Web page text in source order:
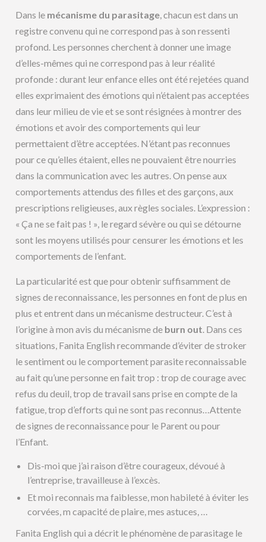
Dans le mécanisme du parasitage, chacun est dans un
registre convenu qui ne correspond pas à son ressenti
profond. Les personnes cherchent à donner une image
d’elles-mêmes qui ne correspond pas à leur réalité
profonde : durant leur enfance elles ont été rejetées quand
elles exprimaient des émotions qui n’étaient pas acceptées
dans leur milieu de vie et se sont résignées à montrer des
émotions et avoir des comportements qui leur
permettaient d’être acceptées. N’étant pas reconnues
pour ce qu’elles étaient, elles ne pouvaient être nourries
dans la communication avec les autres. On pense aux
comportements attendus des filles et des garçons, aux
prescriptions religieuses, aux règles sociales. L’expression :
« Ça ne se fait pas ! », le regard sévère ou qui se détourne
sont les moyens utilisés pour censurer les émotions et les
comportements de l’enfant.
La particularité est que pour obtenir suffisamment de
signes de reconnaissance, les personnes en font de plus en
plus et entrent dans un mécanisme destructeur. C’est à
l’origine à mon avis du mécanisme de burn out. Dans ces
situations, Fanita English recommande d’éviter de stroker
le sentiment ou le comportement parasite reconnaissable
au fait qu’une personne en fait trop : trop de courage avec
refus du deuil, trop de travail sans prise en compte de la
fatigue, trop d’efforts qui ne sont pas reconnus…Attente
de signes de reconnaissance pour le Parent ou pour
l’Enfant.
Dis-moi que j’ai raison d’être courageux, dévoué à
l’entreprise, travailleuse à l’excès.
Et moi reconnais ma faiblesse, mon habileté à éviter les
corvées, m capacité de plaire, mes astuces, …
Fanita English qui a décrit le phénomène de parasitage le